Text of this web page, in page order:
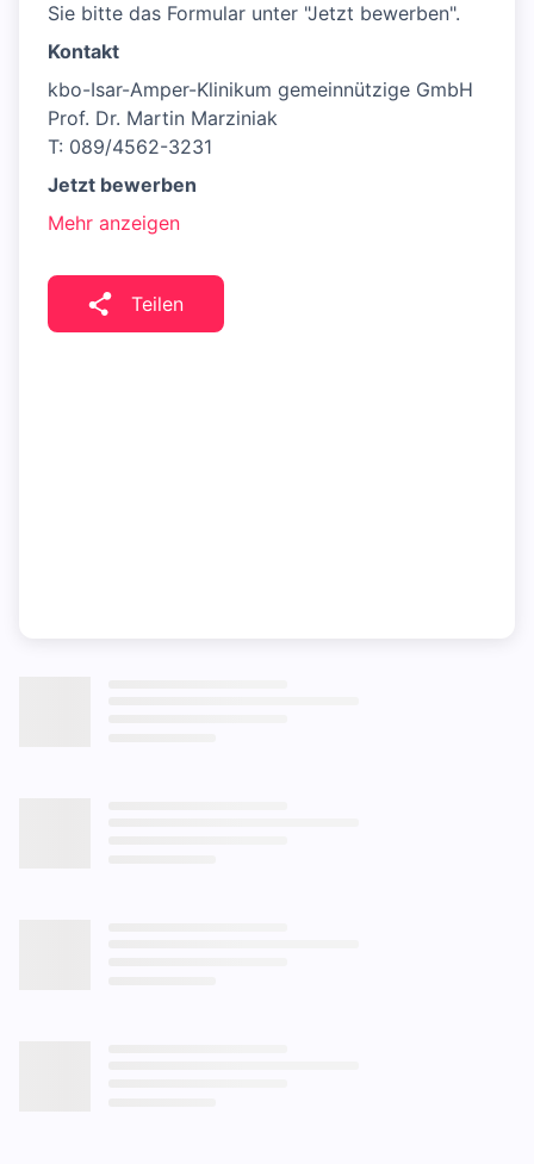
Sie bitte das Formular unter "Jetzt bewerben".
Kontakt
kbo-Isar-Amper-Klinikum gemeinnützige GmbH
Prof. Dr. Martin Marziniak
T: 089/4562-3231
Jetzt bewerben
Mehr anzeigen
Teilen